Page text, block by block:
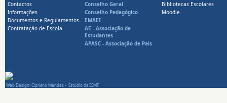
Contactos
Informações
Documentos e Regulamentos
Contratação de Escola
Conselho Geral
Conselho Pedagógico
EMAEI
AE - Associação de
Estudantes
APASC - Associação de Pais
Bibliotecas Escolares
Moodle
Web Design: Cipriano Mendes - Estúdio da ESMF